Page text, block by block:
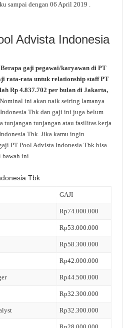
sampai dengan 06 April 2019 .
Advista Indonesia
Berapa gaji pegawai/karyawan di PT
rata-rata untuk relationship staff PT
Rp 4.837.702 per bulan di Jakarta,
Nominal ini akan naik seiring lamanya
Tbk dan gaji ini juga belum
tunjangan tunjangan atau fasilitas kerja
Tbk. Jika kamu ingin
PT Pool Advista Indonesia Tbk bisa
bawah ini.
Tbk
GAJI
Rp74.000.000
Rp53.000.000
Rp58.300.000
Rp42.000.000
Rp44.500.000
Rp32.300.000
Rp32.300.000